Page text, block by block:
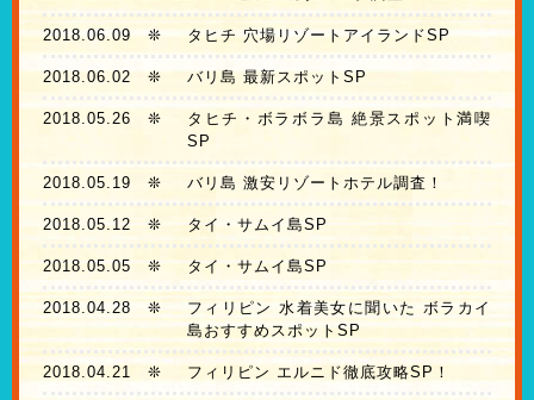
2018.06.09 ❊ タヒチ 穴場リゾートアイランドSP
2018.06.02 ❊ バリ島 最新スポットSP
2018.05.26 ❊
タヒチ・ボラボラ島 絶景スポット満喫
SP
2018.05.19 ❊ バリ島 激安リゾートホテル調査！
2018.05.12 ❊ タイ・サムイ島SP
2018.05.05 ❊ タイ・サムイ島SP
2018.04.28 ❊
フィリピン 水着美女に聞いた ボラカイ
島おすすめスポットSP
2018.04.21 ❊ フィリピン エルニド徹底攻略SP！